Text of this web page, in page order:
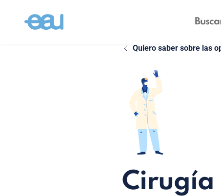
Quiero saber sobre las
Cirugía